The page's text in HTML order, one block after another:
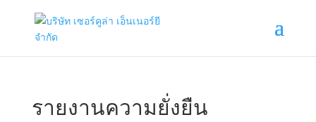
รายงานความยั่งยืน